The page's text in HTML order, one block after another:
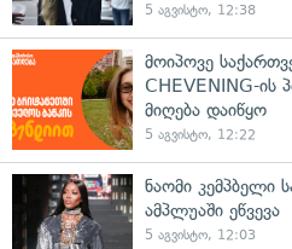
5 აგვისტო, 12:38
მოიპოვე
CHEVENING-ის
მიღება დაიწყო
5 აგვისტო, 12:22
ნაომი კემპბელი
ამპლუაში ეწვევა
5 აგვისტო, 12:03